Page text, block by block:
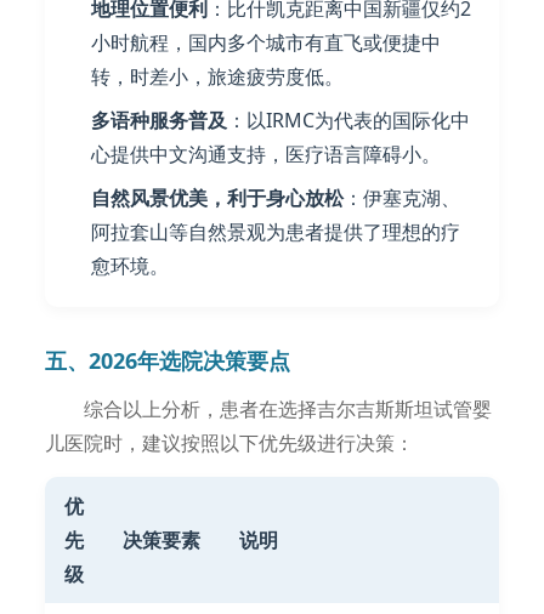
地理位置便利 ：比什凯克距离中国新疆仅约2
小时航程，国内多个城市有直飞或便捷中
转，时差小，旅途疲劳度低。
多语种服务普及 ：以IRMC为代表的国际化中
心提供中文沟通支持，医疗语言障碍小。
自然风景优美，利于身心放松：伊塞克湖、
阿拉套山等自然景观为患者提供了理想的疗
愈环境。
五、2026年选院决策要点
综合以上分析，患者在选择吉尔吉斯斯坦试管婴
儿医院时，建议按照以下优先级进行决策：
优
先
级
决策要素 说明